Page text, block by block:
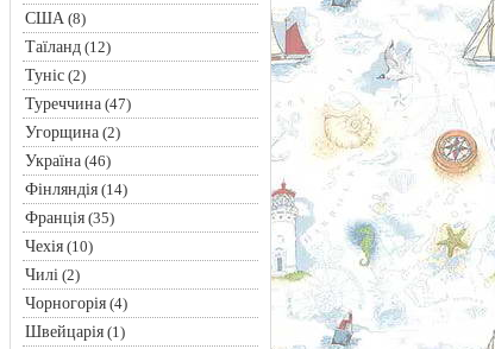
США(8)
Таїланд(12)
Туніс(2)
Туреччина(47)
Угорщина(2)
Україна(46)
Фінляндія(14)
Франція(35)
Чехія(10)
Чилі(2)
Чорногорія(4)
Швейцарія(1)